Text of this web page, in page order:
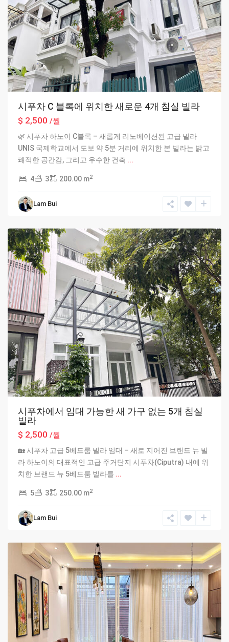
시푸차 C 블록에 위치한 새로운 4개 침실 빌라
$ 2,500 /월
🌿 시푸차 하노이 C블록 – 새롭게 리노베이션된 고급 빌라
UNIS 국제학교에서 도보 약 5분 거리에 위치한 본 빌라는 밝고
쾌적한 공간감, 그리고 우수한 건축 ...
4 3 200.00 m2
Lam Bui
Ciputra
Hanoi,
시푸차에서 임대 가능한 새 가구 없는 5개 침실
빌라
$ 2,500 /월
🏡 시푸차 고급 5베드룸 빌라 임대 – 새로 지어진 브랜드 뉴 빌
라 하노이의 대표적인 고급 주거단지 시푸차(Ciputra) 내에 위
치한 브랜드 뉴 5베드룸 빌라를 ...
5 3 250.00 m2
Lam Bui